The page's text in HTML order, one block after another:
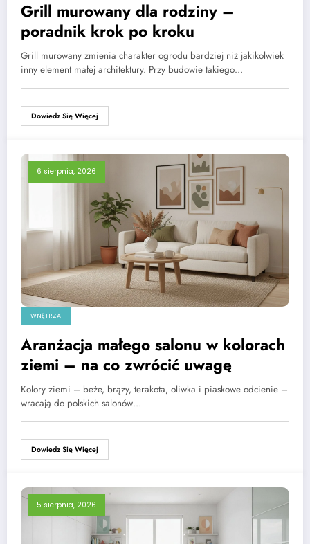
Grill murowany dla rodziny –
poradnik krok po kroku
Grill murowany zmienia charakter ogrodu bardziej niż jakikolwiek
inny element małej architektury. Przy budowie takiego…
Dowiedz Się Więcej
6 sierpnia, 2026
WNĘTRZA
Aranżacja małego salonu w kolorach
ziemi – na co zwrócić uwagę
Kolory ziemi – beże, brązy, terakota, oliwka i piaskowe odcienie –
wracają do polskich salonów…
Dowiedz Się Więcej
5 sierpnia, 2026